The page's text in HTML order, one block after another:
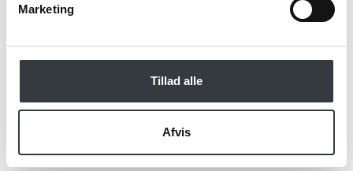
Marketing
Tillad alle
Afvis
Send